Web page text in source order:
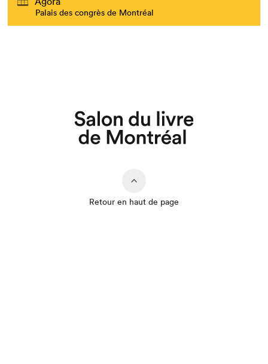
Que cherchez-vous?
Palais des congrès de Montréal
Retour en haut de page